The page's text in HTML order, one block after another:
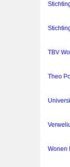
TBV
Theo
Wonen